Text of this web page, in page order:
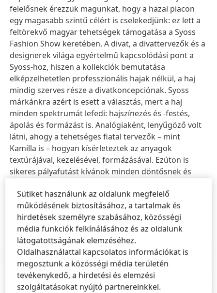
felelősnek érezzük magunkat, hogy a hazai piacon
egy magasabb szintű célért is cselekedjünk: ez lett a
feltörekvő magyar tehetségek támogatása a Syoss
Fashion Show keretében. A divat, a divattervezők és a
designerek világa egyértelmű kapcsolódási pont a
Syoss-hoz, hiszen a kollekciók bemutatása
elképzelhetetlen professzionális hajak nélkül, a haj
mindig szerves része a divatkoncepciónak. Syoss
márkánkra azért is esett a választás, mert a haj
minden spektrumát lefedi: hajszínezés és -festés,
ápolás és formázást is. Analógiaként, lenyűgöző volt
látni, ahogy a tehetséges fiatal tervezők – mint
Kamilla is – hogyan kísérleteztek az anyagok
textúrájával, kezelésével, formázásával. Ezúton is
sikeres pályafutást kívánok minden döntősnek és
álmai megvalósításához” – mondta Szak Zsuzsanna,
Beauty Care üzletág igazgató.
Sajtóközlemény(511,5 KB)
Sütiket használunk az oldalunk megfelelő
működésének biztosításához, a tartalmak és
hirdetések személyre szabásához, közösségi
média funkciók felkínálásához és az oldalunk
látogatottságának elemzéséhez.
Oldalhasználattal kapcsolatos információkat is
megosztunk a közösségi média területén
tevékenykedő, a hirdetési és elemzési
szolgáltatásokat nyújtó partnereinkkel.